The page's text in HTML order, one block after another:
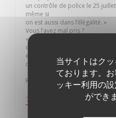
当サイトはク
ております。
ッキー利用の
ができ
un contrôle de police le 25
même si
on est aussi dans l’illégalité. »
Vous l’avez mal pris ?
« Ce n’était pas très
contrôler un 25 juillet en plein
empêche le personnel de
dur. »
Recueilli par J-B.V.
プレス記事を見る ((新しいウィン